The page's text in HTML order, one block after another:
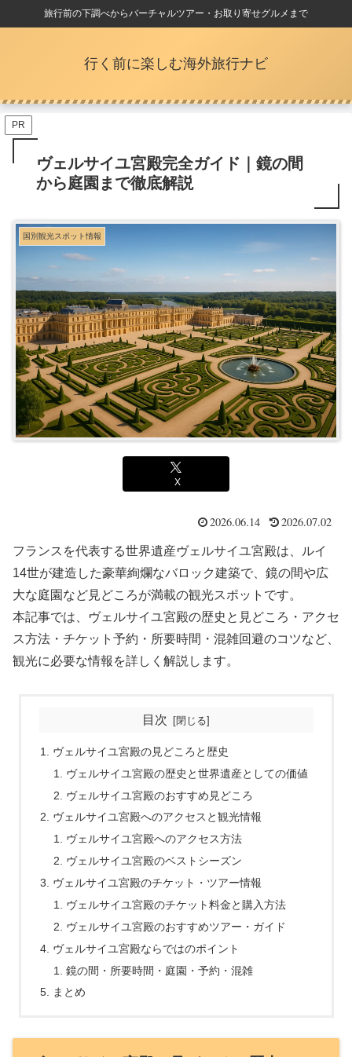
旅行前の下調べからバーチャルツアー・お取り寄せグルメまで
行く前に楽しむ海外旅行ナビ
PR
ヴェルサイユ宮殿完全ガイド｜鏡の間
から庭園まで徹底解説
国別観光スポット情報
X
2026.06.14 2026.07.02
フランスを代表する世界遺産ヴェルサイユ宮殿は、ルイ
14世が建造した豪華絢爛なバロック建築で、鏡の間や広
大な庭園など見どころが満載の観光スポットです。
本記事では、ヴェルサイユ宮殿の歴史と見どころ・アクセ
ス方法・チケット予約・所要時間・混雑回避のコツなど、
観光に必要な情報を詳しく解説します。
目次
ヴェルサイユ宮殿の見どころと歴史
ヴェルサイユ宮殿の歴史と世界遺産としての価値
ヴェルサイユ宮殿のおすすめ見どころ
ヴェルサイユ宮殿へのアクセスと観光情報
ヴェルサイユ宮殿へのアクセス方法
ヴェルサイユ宮殿のベストシーズン
ヴェルサイユ宮殿のチケット・ツアー情報
ヴェルサイユ宮殿のチケット料金と購入方法
ヴェルサイユ宮殿のおすすめツアー・ガイド
ヴェルサイユ宮殿ならではのポイント
鏡の間・所要時間・庭園・予約・混雑
まとめ